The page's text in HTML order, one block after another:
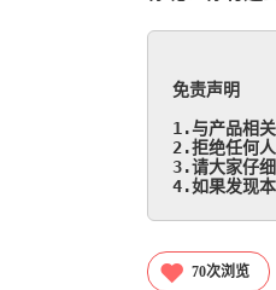
免责声明
本站所
1.与产品相关
2.拒绝任何
3.请大家仔细
4.如果发现
70次浏览